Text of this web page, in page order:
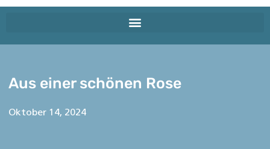
Aus einer schönen Rose
Oktober 14, 2024